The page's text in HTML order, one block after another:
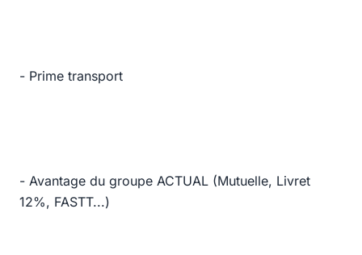
- Prime transport
- Avantage du groupe ACTUAL (Mutuelle, Livret
12%, FASTT...)